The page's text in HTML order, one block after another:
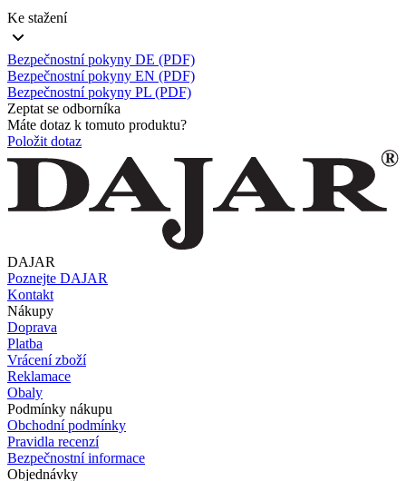
Ke stažení
Bezpečnostní pokyny DE (PDF)
Bezpečnostní pokyny EN (PDF)
Bezpečnostní pokyny PL (PDF)
Zeptat se odborníka
Máte dotaz k tomuto produktu?
Položit dotaz
DAJAR
Poznejte DAJAR
Kontakt
Nákupy
Doprava
Platba
Vrácení zboží
Reklamace
Obaly
Podmínky nákupu
Obchodní podmínky
Pravidla recenzí
Bezpečnostní informace
Objednávky